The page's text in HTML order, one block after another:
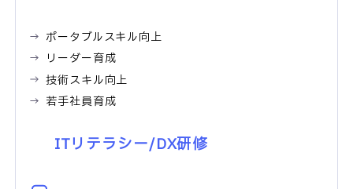
ポータブルスキル向上
リーダー育成
技術スキル向上
若手社員育成
ITリテラシー/DX研修